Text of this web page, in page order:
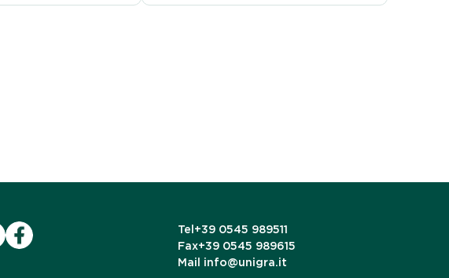
Tel +39 0545 989511
Fax+39 0545 989615
Mail info@unigra.it